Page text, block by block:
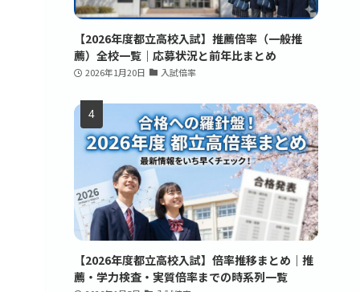
【2026年度都立高校入試】推薦倍率（一般推
薦）全校一覧｜応募状況と前年比まとめ
2026年1月20日 入試倍率
【2026年度都立高校入試】倍率推移まとめ｜推
薦・学力検査・実質倍率までの時系列一覧